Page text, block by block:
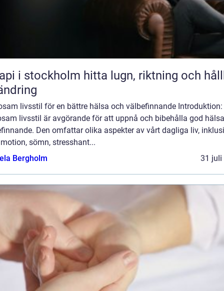
hitta lugn, riktning och hållbar
livsstil för en bättre hälsa och välbefinnande Introduktion:
livsstil är avgörande för att uppnå och bibehålla god
Den omfattar olika aspekter av vårt dagliga liv,
sömn, stresshant...
Bergholm
31 juli